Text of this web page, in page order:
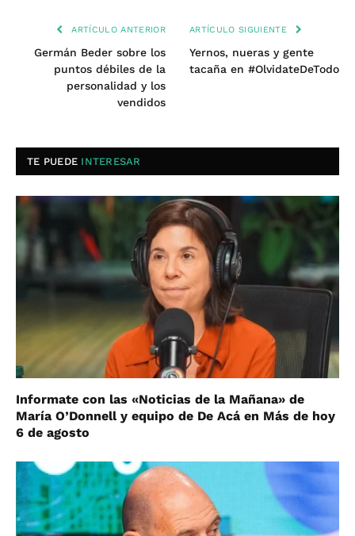
ARTÍCULO ANTERIOR
Germán Beder sobre los
puntos débiles de la
personalidad y los
vendidos
ARTÍCULO SIGUIENTE
Yernos, nueras y gente
tacaña en #OlvidateDeTodo
TE PUEDE INTERESAR
Informate con las «Noticias de la Mañana» de
María O’Donnell y equipo de De Acá en Más de hoy
6 de agosto